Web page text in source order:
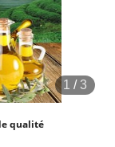
1 /3
qualité